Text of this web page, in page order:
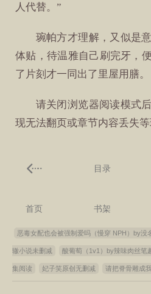
人代替。”
琬帕方才理解，又似是
体贴，待温雅自己刷完牙，
了片刻才一同出了里屋用膳。
请关闭浏览器阅读模式
现无法翻页或章节内容丢失等
目录
首页 书架
恶毒女配也会被强制爱吗（慢穿 NPH）by没
辙小说未删减 酸葡萄（1v1）by辣味肉丝笔
集阅读 妃子笑原创无删减 请把脊骨雕成